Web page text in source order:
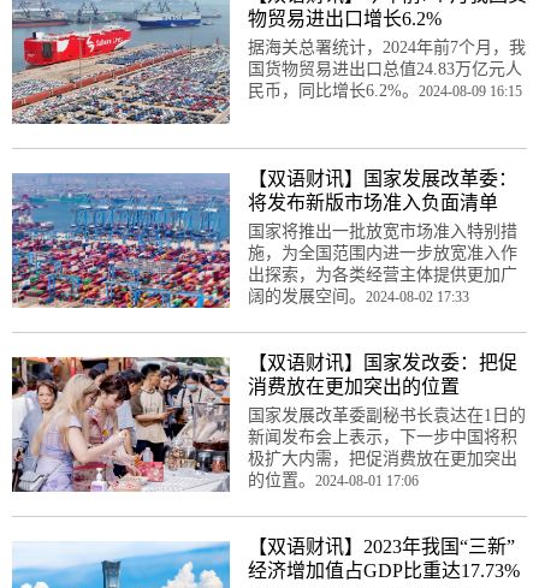
物贸易进出口增长6.2%
据海关总署统计，2024年前7个月，我
国货物贸易进出口总值24.83万亿元人
民币，同比增长6.2%。 2024-08-09 16:15
【双语财讯】国家发展改革委：
将发布新版市场准入负面清单
国家将推出一批放宽市场准入特别措
施，为全国范围内进一步放宽准入作
出探索，为各类经营主体提供更加广
阔的发展空间。 2024-08-02 17:33
【双语财讯】国家发改委：把促
消费放在更加突出的位置
国家发展改革委副秘书长袁达在1日的
新闻发布会上表示，下一步中国将积
极扩大内需，把促消费放在更加突出
的位置。 2024-08-01 17:06
【双语财讯】2023年我国“三新”
经济增加值占GDP比重达17.73%